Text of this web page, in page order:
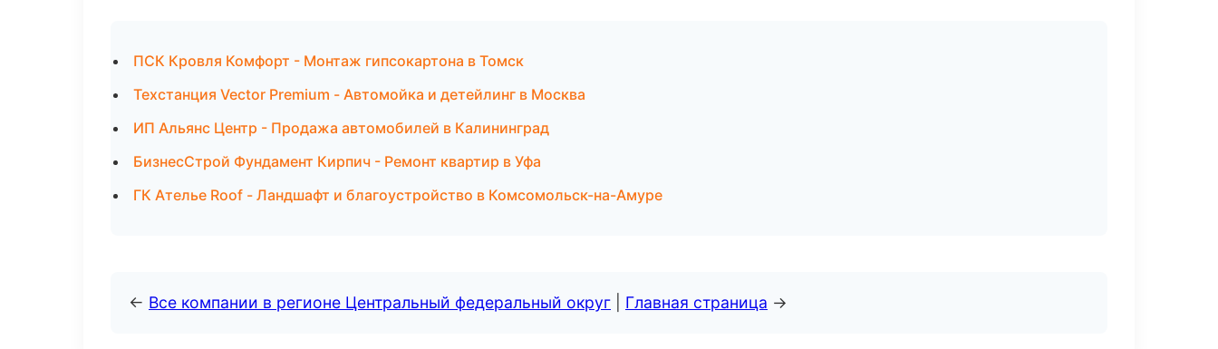
ПСК Кровля Комфорт - Монтаж гипсокартона в Томск
Техстанция Vector Premium - Автомойка и детейлинг в Москва
ИП Альянс Центр - Продажа автомобилей в Калининград
БизнесСтрой Фундамент Кирпич - Ремонт квартир в Уфа
ГК Ателье Roof - Ландшафт и благоустройство в Комсомольск-на-Амуре
← Все компании в регионе Центральный федеральный округ Главная страница →